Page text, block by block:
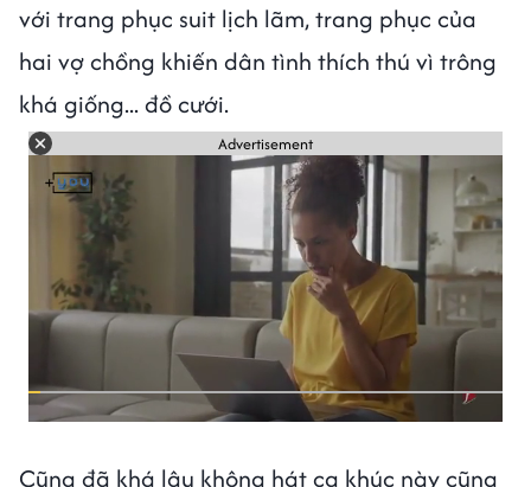
với trang phục suit lịch lãm, trang phục của
hai vợ chồng khiến dân tình thích thú vì trông
khá giống... đồ cưới.
Advertisement
Cũng đã khá lâu không hát ca khúc này cũng